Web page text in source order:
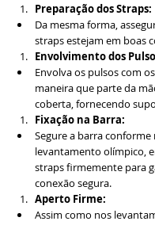
Preparação dos Straps:
Da mesma forma,
straps estejam em boas
Envolvimento dos
Envolva os pulsos com
maneira que parte da
coberta, fornecendo
Fixação na Barra:
Segure a barra conforme
levantamento olímpico,
straps firmemente para
conexão segura.
Aperto Firme:
Assim como nos